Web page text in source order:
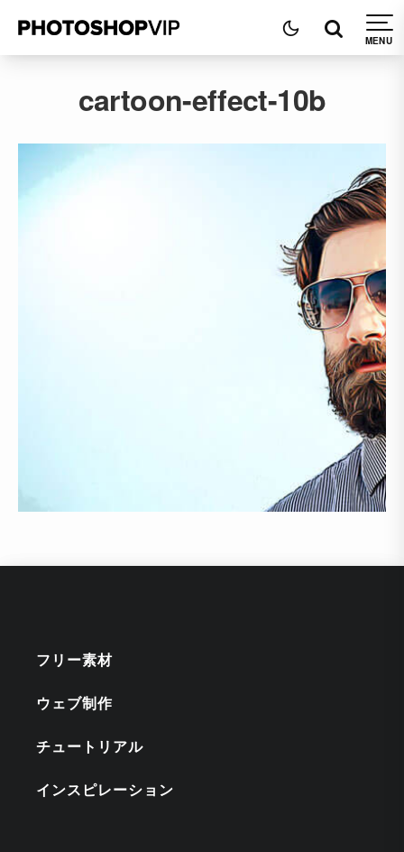
cartoon-effect-10b
フリー素材
ウェブ制作
チュートリアル
インスピレーション